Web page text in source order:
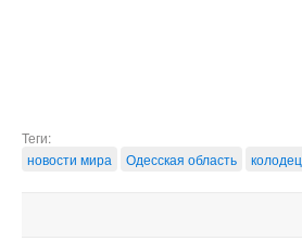
Теги:
новости мира
Одесская область колодец